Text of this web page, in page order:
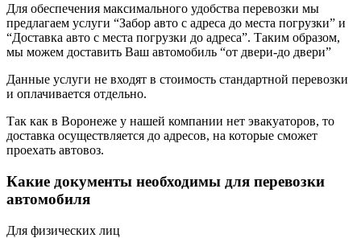
Для обеспечения максимального удобства перевозки мы
предлагаем услуги “Забор авто с адреса до места погрузки” и
“Доставка авто с места погрузки до адреса”. Таким образом,
мы можем доставить Ваш автомобиль “от двери-до двери”
Данные услуги не входят в стоимость стандартной перевозки
и оплачивается отдельно.
Так как в Воронеже у нашей компании нет эвакуаторов, то
доставка осуществляется до адресов, на которые сможет
проехать автовоз.
Какие документы необходимы для перевозки
автомобиля
Для физических лиц